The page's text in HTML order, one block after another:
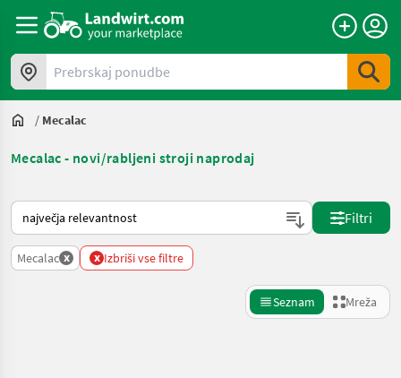
Prebrskaj ponudbe
/ Mecalac
Mecalac - novi/rabljeni stroji naprodaj
Tako je razvrščeno na Landwirt.com
Filtri
Mecalac x x Izbriši vse filtre
Seznam Mreža